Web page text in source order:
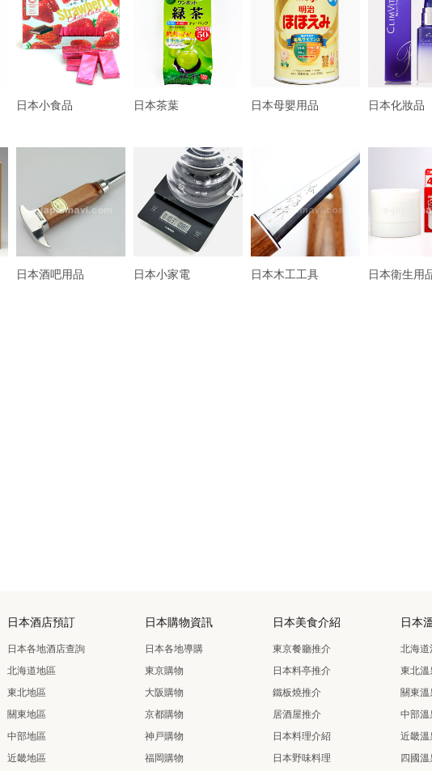
日本小食品 日本茶葉 日本母嬰用品 日本化妝品
日本酒吧用品 日本小家電 日本木工工具 日本衛生用
日本酒店預訂
日本各地酒店查詢
北海道地區
東北地區
關東地區
中部地區
近畿地區
日本購物資訊
日本各地導購
東京購物
大阪購物
京都購物
神戸購物
福岡購物
日本美食介紹
東京餐廳推介
日本料亭推介
鐵板燒推介
居酒屋推介
日本料理介紹
日本野味料理
日本
北海道
東北溫
關東溫
中部溫
近畿溫
四國溫